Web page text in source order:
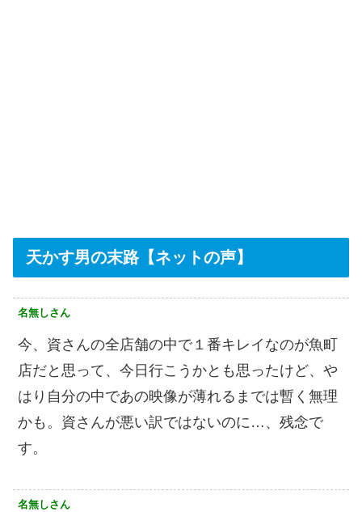
天かす男の末路【ネットの声】
名無しさん
今、資さんの全店舗の中で１番キレイなのが魚町
店だと思って、今日行こうかとも思ったけど、や
はり自分の中であの映像が薄れるまでは暫く無理
かも。資さんが悪い訳ではないのに…、残念で
す。
名無しさん